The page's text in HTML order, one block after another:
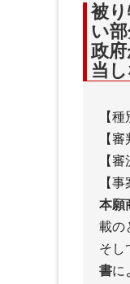
被
い
政
当
【
【
【
【事
本願
載の
そし
書に